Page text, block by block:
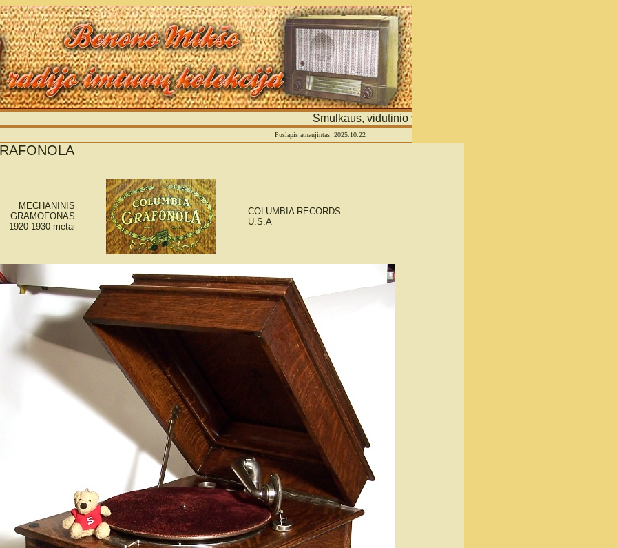
Smulkaus, vidutinio verslo ir asmeninių tinklapių portalas
Puslapis atnaujintas: 2025.10.22
MECHANINIS
GRAMOFONAS
1920-1930 metai
COLUMBIA RECORDS
U.S.A